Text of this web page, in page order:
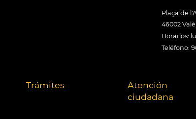
Plaça de
46002
Horarios:
Teléfono:
Trámites
Atención
ciudadana